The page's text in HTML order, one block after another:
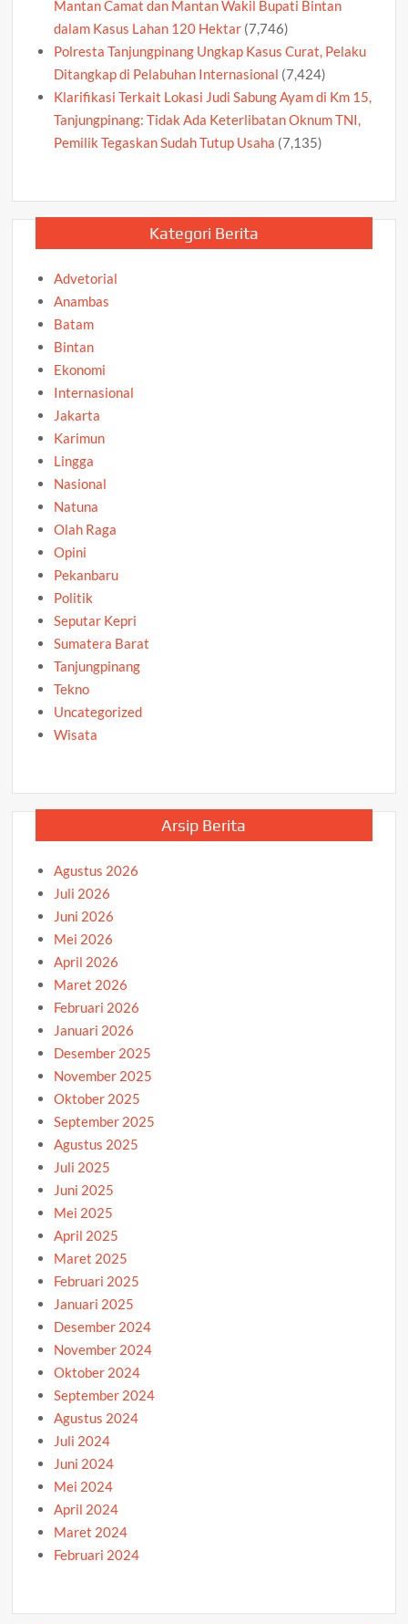
Mantan Camat dan Mantan Wakil Bupati Bintan
dalam Kasus Lahan 120 Hektar (7,746)
Polresta Tanjungpinang Ungkap Kasus Curat, Pelaku
Ditangkap di Pelabuhan Internasional (7,424)
Klarifikasi Terkait Lokasi Judi Sabung Ayam di Km 15,
Tanjungpinang: Tidak Ada Keterlibatan Oknum TNI,
Pemilik Tegaskan Sudah Tutup Usaha (7,135)
Kategori Berita
Advetorial
Anambas
Batam
Bintan
Ekonomi
Internasional
Jakarta
Karimun
Lingga
Nasional
Natuna
Olah Raga
Opini
Pekanbaru
Politik
Seputar Kepri
Sumatera Barat
Tanjungpinang
Tekno
Uncategorized
Wisata
Arsip Berita
Agustus 2026
Juli 2026
Juni 2026
Mei 2026
April 2026
Maret 2026
Februari 2026
Januari 2026
Desember 2025
November 2025
Oktober 2025
September 2025
Agustus 2025
Juli 2025
Juni 2025
Mei 2025
April 2025
Maret 2025
Februari 2025
Januari 2025
Desember 2024
November 2024
Oktober 2024
September 2024
Agustus 2024
Juli 2024
Juni 2024
Mei 2024
April 2024
Maret 2024
Februari 2024